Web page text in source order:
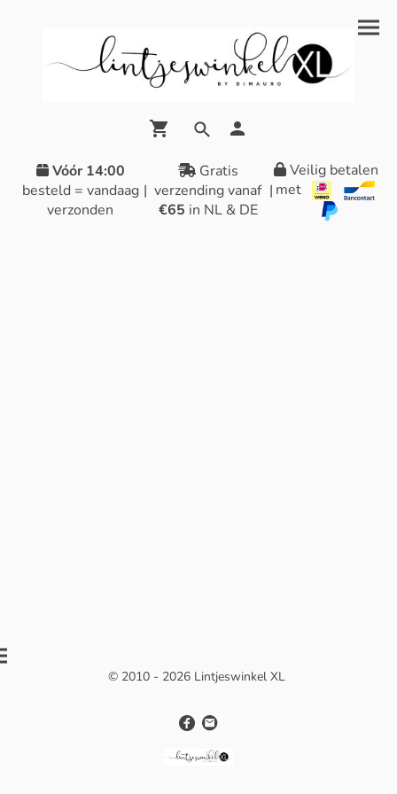
Vóór 14:00
besteld = vandaag
verzonden
|
Gratis
verzending vanaf
€65 in NL & DE
|
Veilig betalen
met
© 2010 - 2026 Lintjeswinkel XL